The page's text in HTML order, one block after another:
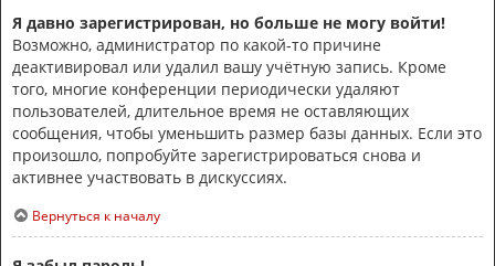
Я давно зарегистрирован, но больше не могу войти!
Возможно, администратор по какой-то причине
деактивировал или удалил вашу учётную запись. Кроме
того, многие конференции периодически удаляют
пользователей, длительное время не оставляющих
сообщения, чтобы уменьшить размер базы данных. Если это
произошло, попробуйте зарегистрироваться снова и
активнее участвовать в дискуссиях.
Вернуться к началу